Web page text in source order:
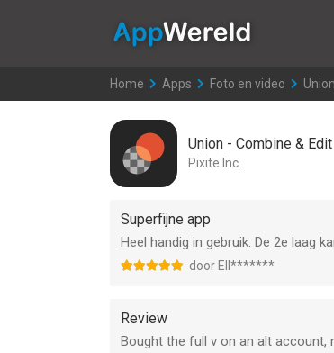
Home >
Apps >
Foto en video
Union - Combine &
Pixite Inc.
Superfijne app
Heel handig in gebruik. De 2e laag
door Ell*******
Review
Bought the full v on an alt